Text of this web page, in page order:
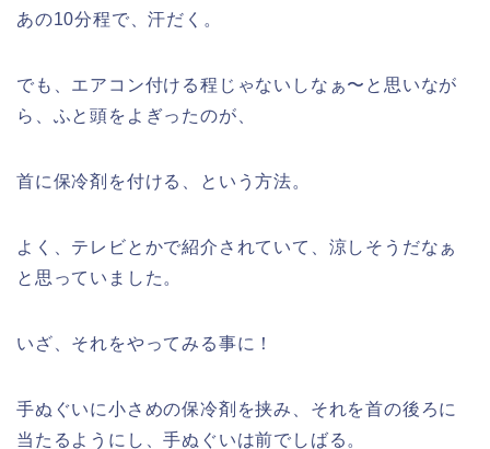
あの10分程で、汗だく。
でも、エアコン付ける程じゃないしなぁ〜と思いなが
ら、ふと頭をよぎったのが、
首に保冷剤を付ける、という方法。
よく、テレビとかで紹介されていて、涼しそうだなぁ
と思っていました。
いざ、それをやってみる事に！
手ぬぐいに小さめの保冷剤を挟み、それを首の後ろに
当たるようにし、手ぬぐいは前でしばる。